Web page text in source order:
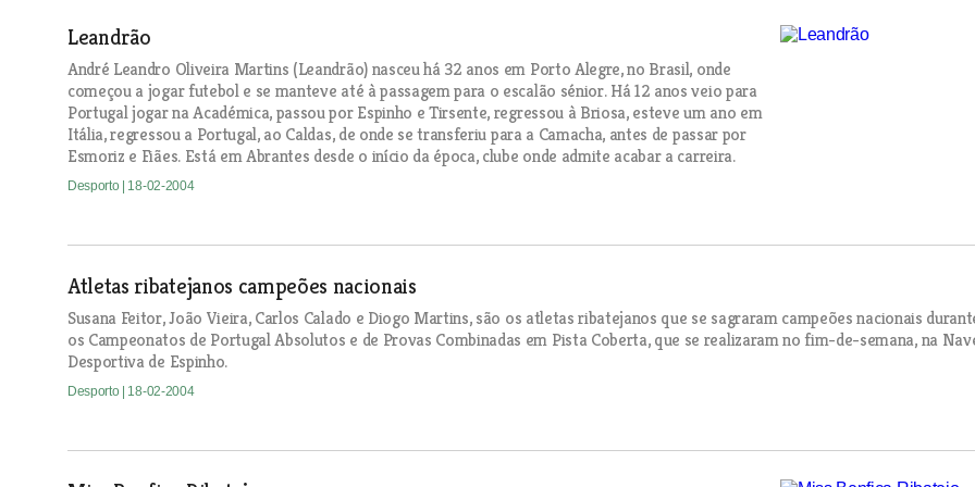
Leandrão
André Leandro Oliveira Martins (Leandrão) nasceu há 32 anos em Porto Alegre, no Brasil, onde
começou a jogar futebol e se manteve até à passagem para o escalão sénior. Há 12 anos veio para
Portugal jogar na Académica, passou por Espinho e Tirsente, regressou à Briosa, esteve um ano em
Itália, regressou a Portugal, ao Caldas, de onde se transferiu para a Camacha, antes de passar por
Esmoriz e Fiães. Está em Abrantes desde o início da época, clube onde admite acabar a carreira.
Desporto | 18-02-2004
Atletas ribatejanos campeões nacionais
Susana Feitor, João Vieira, Carlos Calado e Diogo Martins, são os atletas ribatejanos que se sagraram campeões nacionais
os Campeonatos de Portugal Absolutos e de Provas Combinadas em Pista Coberta, que se realizaram no fim-de-semana, na
Desportiva de Espinho.
Desporto | 18-02-2004